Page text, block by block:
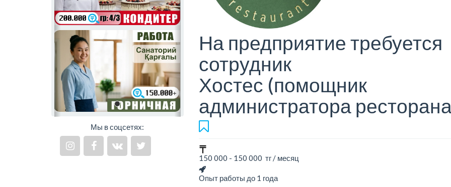
Мы в соцсетях:
На предприятие требуется
сотрудник
Хостес (помощник
администратора
150 000 - 150 000 тг / месяц
Опыт работы до 1 года